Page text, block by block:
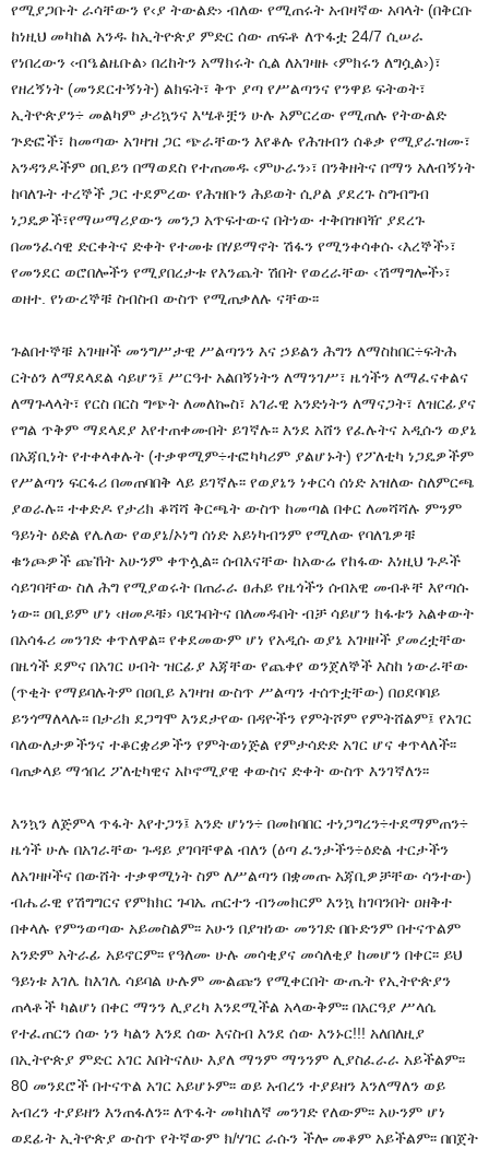
የሚያጋቡት ራሳቸውን የ‹ያ ትውልድ› ብለው የሚጠሩት አብዛኛው አባላት (በቅርቡ
ከነዚህ መካከል አንዱ ከኢትዮጵያ ምድር ሰው ጠፍቶ ለጥፋቷ 24/7 ሲሠራ
የነበረውን ‹ብዔልዜቡል› በረከትን አማክሩት ሲል ለአገዛዙ ‹ምክሩን ለግሷል›)፣
የዘረኝነት (መንደርተኝነት) ልክፍት፣ ቅጥ ያጣ የሥልጣንና የንዋይ ፍትወት፣
ኢትዮጵያን÷ መልካም ታሪኳንና እሤቶቿን ሁሉ አምርረው የሚጠሉ የትውልድ
ጕድፎች፣ ከመጣው አገዛዝ ጋር ጭራቸውን እየቆሉ የሕዝብን ሰቆቃ የሚያራዝሙ፣
አንዳንዶችም ዐቢይን በማወደስ የተጠመዱ ‹ምሁራን›፣ በንቅዘትና በማን አለብኝነት
ከባለጉት ተረኞች ጋር ተደምረው የሕዝቡን ሕይወት ሲዖል ያደረጉ ስግብግብ
ነጋዴዎች፣የማሠማሪያውን መንጋ አጥፍተውና በትነው ተቅበዝባዥ ያደረጉ
በመንፈሳዊ ድርቀትና ድቀት የተመቱ በሃይማኖት ሽፋን የሚንቀሳቀሱ ‹እረኞች›፣
የመንደር ወሮበሎችን የሚያበረታቱ የእንጨት ሽበት የወረራቸው ‹ሽማግሎች›፣
ወዘተ. የነውረኞቹ ስብስብ ውስጥ የሚጠቃለሉ ናቸው፡፡
ጉልበተኞቹ አገዛዞች መንግሥታዊ ሥልጣንን እና ኃይልን ሕግን ለማስከበር÷ፍትሕ
ርትዕን ለማደላደል ሳይሆን፤ ሥርዓተ አልበኝነትን ለማንገሥ፣ ዜጎችን ለማፈናቀልና
ለማጉላላት፣ የርስ በርስ ግጭት ለመለኰስ፣ አገራዊ አንድነትን ለማናጋት፣ ለዝርፊያና
የግል ጥቅም ማደላደያ እየተጠቀሙበት ይገኛሉ፡፡ እንደ አሸን የፈሉትና አዲሱን ወያኔ
በአጃቢነት የተቀላቀሉት (ተቃዋሚም÷ተፎካካሪም ያልሆኑት) የፖለቲካ ነጋዴዎችም
የሥልጣን ፍርፋሪ በመጠባበቅ ላይ ይገኛሉ፡፡ የወያኔን ነቀርሳ ሰነድ አዝለው ስለምርጫ
ያወራሉ፡፡ ተቀድዶ የታሪክ ቆሻሻ ቅርጫት ውስጥ ከመጣል በቀር ለመሻሻሉ ምንም
ዓይነት ዕድል የሌለው የወያኔ/ኦነግ ሰነድ አይነካብንም የሚለው የባለጌዎቹ
ቁንጮዎች ጩኸት አሁንም ቀጥሏል፡፡ ሰብእናቸው ከአውሬ የከፋው እነዚህ ጉዶች
ሳይገባቸው ስለ ሕግ የሚያወሩት በጠራራ ፀሐይ የዜጎችን ሰብአዊ መብቶቸ እየጣሱ
ነው፡፡ ዐቢይም ሆነ ‹ዘመዶቹ› ባደጉበትና በለመዱበት ብቻ ሳይሆን ክፋቱን አልቀውት
በአሳፋሪ መንገድ ቀጥለዋል፡፡ የቀደመውም ሆነ የአዲሱ ወያኔ አገዛዞች ያመረቷቸው
በዜጎች ደምና በአገር ሀብት ዝርፊያ እጃቸው የጨቀየ ወንጀለኞች እስከ ነውራቸው
(ጥቂት የማይባሉትም በዐቢይ አገዛዝ ውስጥ ሥልጣን ተሰጥቷቸው) በዐደባባይ
ይንጎማለላሉ፡፡ በታሪክ ደጋግሞ እንደታየው በዳዮችን የምትሾም የምትሸልም፤ የአገር
ባለውለታዎችንና ተቆርቋሪዎችን የምትወነጅል የምታሳድድ አገር ሆና ቀጥላለች፡፡
ባጠቃላይ ማኅበረ ፖለቲካዊና አኮኖሚያዊ ቀውስና ድቀት ውስጥ እንገኛለን፡፡
እንኳን ለጅምላ ጥፋት እየተጋን፤ አንድ ሆነን÷ በመከባበር ተነጋግረን÷ተደማምጠን÷
ዜጎች ሁሉ በአገራቸው ጉዳይ ያገባቸዋል ብለን (ዕጣ ፈንታችን÷ዕድል ተርታችን
ለአገዛዞችና በውሸት ተቃዋሚነት ስም ለሥልጣን በቋመጡ አጃቢዎቻቸው ሳንተው)
ብሔራዊ የሽግግርና የምክክር ጉባኤ ጠርተን ብንመክርም እንኳ ከገባንበት ዐዘቅተ
በቀላሉ የምንወጣው አይመስልም፡፡ አሁን በያዝነው መንገድ በቡድንም በተናጥልም
አንድም አትራፊ አይኖርም፡፡ የዓለሙ ሁሉ መሳቂያና መሳለቂያ ከመሆን በቀር፡፡ ይህ
ዓይነቱ እገሌ ከእገሌ ሳይባል ሁሉም ሙልጩን የሚቀርበት ውጤት የኢትዮጵያን
ጠላቶች ካልሆነ በቀር ማንን ሊያረካ እንደሚችል አላውቅም፡፡ በአርዓያ ሥላሴ
የተፈጠርን ሰው ነን ካልን እንደ ሰው እናስብ እንደ ሰው እንኑር!!! አለበለዚያ
በኢትዮጵያ ምድር አገር እበትናለሁ እያለ ማንም ማንንም ሊያስፈራራ አይችልም፡፡
80 መንደሮች በተናጥል አገር አይሆኑም፡፡ ወይ አብረን ተያይዘን እንለማለን ወይ
አብረን ተያይዘን እንጠፋለን፡፡ ለጥፋት መካከለኛ መንገድ የለውም፡፡ አሁንም ሆነ
ወደፊት ኢትዮጵያ ውስጥ የትኛውም ክ/ሃገር ራሱን ችሎ መቆም አይችልም፡፡ በበጀት